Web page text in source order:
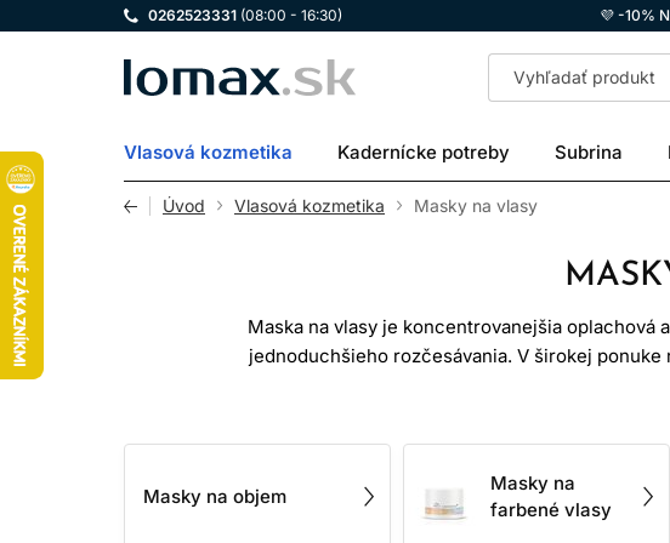
0262523331 (08:00 - 16:30) 💜 -10%
LOMAX
Vlasová kozmetika Kadernícke potreby Subrina
Úvod Vlasová kozmetika Masky na vlasy
Maska na vlasy je koncentrovanejšia
jednoduchšieho rozčesávania. V širokej
Vlasové vlákno je po vyrastení neživé, preto ho
filmotvorné látky na jeho povrch, znížiť trenie,
starostlivosti môžu
Masky na objem
Masky na
farbené vlasy